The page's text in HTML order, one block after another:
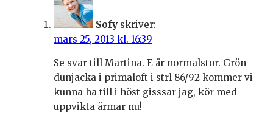
Sofy skriver:
mars 25, 2013 kl. 16:39
Se svar till Martina. E är normalstor. Grön
dunjacka i primaloft i strl 86/92 kommer vi
kunna ha till i höst gisssar jag, kör med
uppvikta ärmar nu!